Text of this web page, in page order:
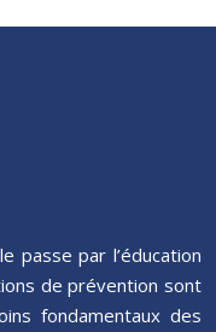
passe par l’éducation
de prévention sont
fondamentaux des